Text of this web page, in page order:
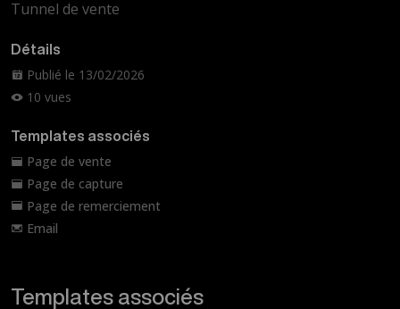
Tunnel de vente
Détails
Publié le 13/02/2026
10 vues
Templates associés
Page de vente
Page de capture
Page de remerciement
Email
Templates associés